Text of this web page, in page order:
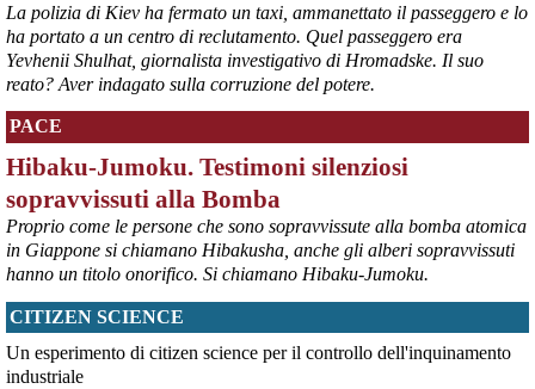
@peacelink - 10/8/2026 7:13
Il Segretario ONU Guterres ha esortato Russia e Ucraina a cessare
gli attacchi contro le aree civili, dove decine di persone hanno
perso la vita. Il suo portavoce Farhan Haq ha detto: "Quest'ultima
serie di attacchi segue un allarmante schema di intensificazione
degli attacchi contro le aree popolate. Gli attacchi contro i civili e le
infrastrutture civili costituiscono una chiara violazione del diritto
umanitario e devono cessare immediatamente". Askanews 7.8.26
#ONU #civili #Russia # Ucraina
@peacelink - 10/8/2026 7:08
ansa.it/sito/notizie/mondo/202
Sale a 5 morti il bilancio del raid ucraino su Belgorod, 'colpiti edifici
civili'. Fonti russe citate da Sky denunciano eccidio in un
caseggiato.
#Belgorod #civili
La polizia di Kiev ha fermato un taxi, ammanettato il passeggero e lo
ha portato a un centro di reclutamento. Quel passeggero era
Yevhenii Shulhat, giornalista investigativo di Hromadske. Il suo
reato? Aver indagato sulla corruzione del potere.
PACE
Hibaku-Jumoku. Testimoni silenziosi
sopravvissuti alla Bomba
Proprio come le persone che sono sopravvissute alla bomba atomica
in Giappone si chiamano Hibakusha, anche gli alberi sopravvissuti
hanno un titolo onorifico. Si chiamano Hibaku-Jumoku.
CITIZEN SCIENCE
Un esperimento di citizen science per il controllo dell'inquinamento
industriale